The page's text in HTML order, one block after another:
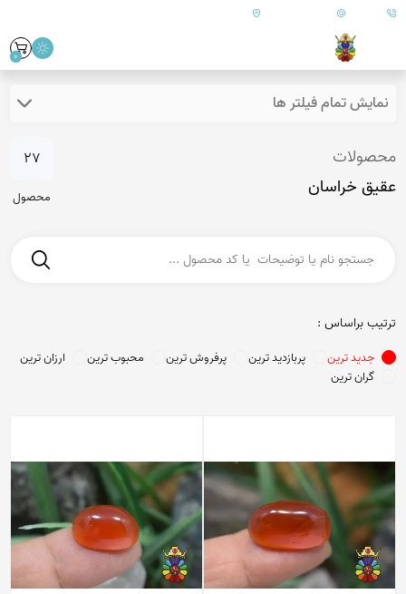
09179890157 ایران - فارس - کازرون
0
نمایش تمام فیلتر ها
محصولات
عقیق خراسان
27
محصول
ترتیب براساس :
جدید ترین پربازدید ترین پرفروش ترین محبوب ترین
ارزان ترین
گران ترین